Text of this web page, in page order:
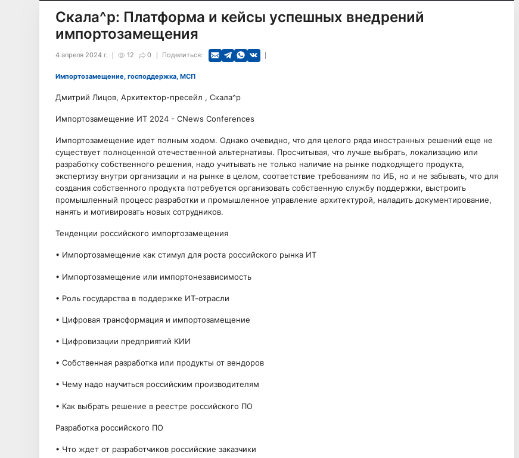
Скала^р: Платформа и кейсы успешных внедрений
импортозамещения
12 0
4 апреля 2024 г. Поделиться:
Импортозамещение, господдержка, МСП
Дмитрий Лицов, Архитектор-пресейл , Скала^р
Импортозамещение ИТ 2024 - CNews Conferences
Импортозамещение идет полным ходом. Однако очевидно, что для целого ряда иностранных решений еще не
существует полноценной отечественной альтернативы. Просчитывая, что лучше выбрать, локализацию или
разработку собственного решения, надо учитывать не только наличие на рынке подходящего продукта,
экспертизу внутри организации и на рынке в целом, соответствие требованиям по ИБ, но и не забывать, что для
создания собственного продукта потребуется организовать собственную службу поддержки, выстроить
промышленный процесс разработки и промышленное управление архитектурой, наладить документирование,
нанять и мотивировать новых сотрудников.
Тенденции российского импортозамещения
• Импортозамещение как стимул для роста российского рынка ИТ
• Импортозамещение или импортонезависимость
• Роль государства в поддержке ИТ-отрасли
• Цифровая трансформация и импортозамещение
• Цифровизации предприятий КИИ
• Собственная разработка или продукты от вендоров
• Чему надо научиться российским производителям
• Как выбрать решение в реестре российского ПО
Разработка российского ПО
• Что ждет от разработчиков российские заказчики